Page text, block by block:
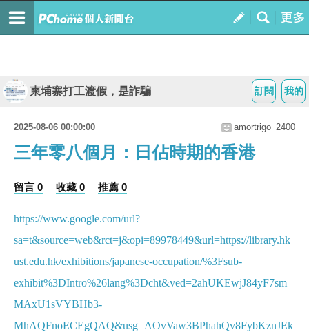
我的
訂閱
柬埔寨打工渡假，是詐騙
2025-08-06 00:00:00 amortrigo_2400
三年零八個月：日佔時期的香港
留言 0 收藏 0 推薦 0
https://www.google.com/url?
sa=t&source=web&rct=j&opi=89978449&url=https://library.hk
ust.edu.hk/exhibitions/japanese-occupation/%3Fsub-
exhibit%3DIntro%26lang%3Dcht&ved=2ahUKEwjJ84yF7sm
MAxU1sVYBHb3-
MhAQFnoECEgQAQ&usg=AOvVaw3BPhahQv8FybKznJEk